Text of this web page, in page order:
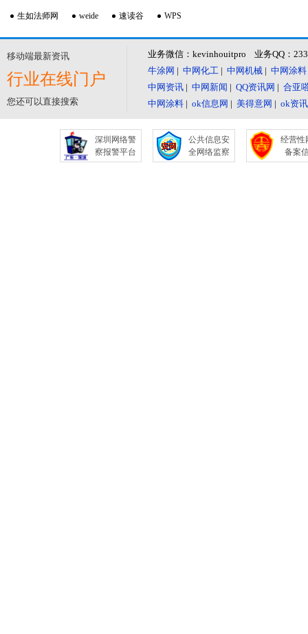
生如法师网 weide 速读谷 WPS
移动端最新资讯
行业在线门户
您还可以直接搜索
业务微信：kevinhouitpro 业务QQ：
牛涂网 | 中网化工 | 中网机械 | 中网涂料
中网资讯 | 中网新闻 | QQ资讯网 | 合亚
中网涂料 | ok信息网 | 美得意网 | ok资
深圳网络警
察报警平台
公共信息安
全网络监察
经营性
备案